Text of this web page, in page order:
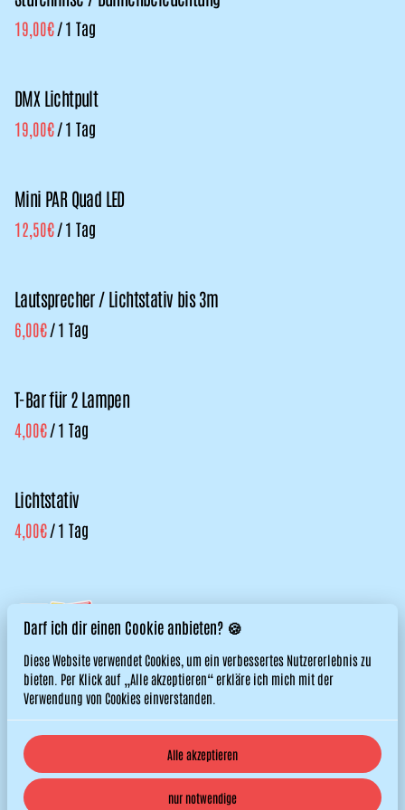
Kombipakete
/
DMX Lichtpult
/
Mini PAR Quad LED
/
Lautsprecher / Lichtstativ bis 3m
/
T-Bar für 2 Lampen
/
Lichtstativ
/
© 2026 Titos Hüpfburgen. All right reserved. |Datenschutzerklärung
|
Darf ich dir einen Cookie anbieten? 🍪
Diese Website verwendet Cookies, um ein verbessertes Nutzererlebnis zu
bieten. Per Klick auf „Alle akzeptieren“ erkläre ich mich mit der
Verwendung von Cookies einverstanden.
Alle akzeptieren
nur notwendige